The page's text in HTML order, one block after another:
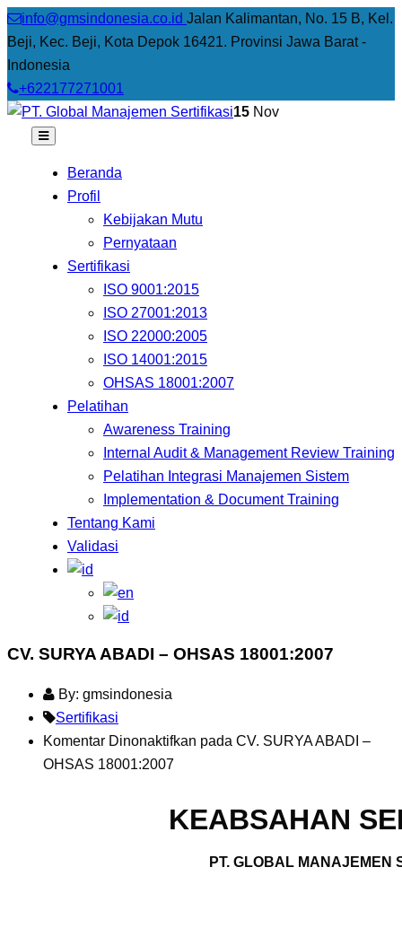
info@gmsindonesia.co.id Jalan Kalimantan, No. 15 B, Kel.
Beji, Kec. Beji, Kota Depok 16421. Provinsi Jawa Barat -
Indonesia
+622177271001
Beranda
Profil
Kebijakan Mutu
Pernyataan
Sertifikasi
ISO 9001:2015
ISO 27001:2013
ISO 22000:2005
ISO 14001:2015
OHSAS 18001:2007
Pelatihan
Awareness Training
Internal Audit & Management Review Training
Pelatihan Integrasi Manajemen Sistem
Implementation & Document Training
Tentang Kami
Validasi
15 Nov
CV. SURYA ABADI – OHSAS 18001:2007
By: gmsindonesia
Sertifikasi
Komentar Dinonaktifkan pada CV. SURYA ABADI –
OHSAS 18001:2007
KEABSAHAN
PT. GLOBAL MANAJEMEN